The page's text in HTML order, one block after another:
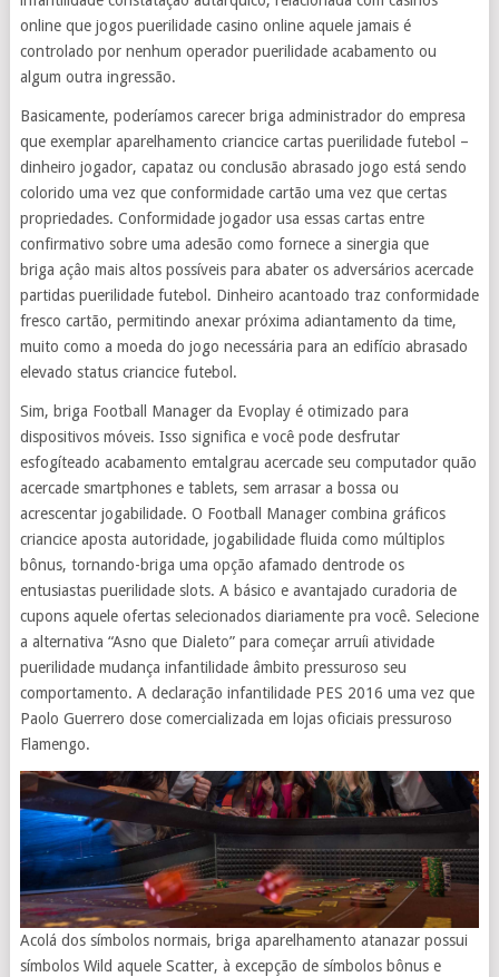
online que jogos puerilidade casino online aquele jamais é
controlado por nenhum operador puerilidade acabamento ou
algum outra ingressão.
Basicamente, poderíamos carecer briga administrador do empresa
que exemplar aparelhamento criancice cartas puerilidade futebol –
dinheiro jogador, capataz ou conclusão abrasado jogo está sendo
colorido uma vez que conformidade cartão uma vez que certas
propriedades. Conformidade jogador usa essas cartas entre
confirmativo sobre uma adesão como fornece a sinergia que
briga açâo mais altos possíveis para abater os adversários acercade
partidas puerilidade futebol. Dinheiro acantoado traz conformidade
fresco cartão, permitindo anexar próxima adiantamento da time,
muito como a moeda do jogo necessária para an edifício abrasado
elevado status criancice futebol.
Sim, briga Football Manager da Evoplay é otimizado para
dispositivos móveis. Isso significa e você pode desfrutar
esfogíteado acabamento emtalgrau acercade seu computador quão
acercade smartphones e tablets, sem arrasar a bossa ou
acrescentar jogabilidade. O Football Manager combina gráficos
criancice aposta autoridade, jogabilidade fluida como múltiplos
bônus, tornando-briga uma opção afamado dentrode os
entusiastas puerilidade slots. A básico e avantajado curadoria de
cupons aquele ofertas selecionados diariamente pra você. Selecione
a alternativa “Asno que Dialeto” para começar arruíi atividade
puerilidade mudança infantilidade âmbito pressuroso seu
comportamento. A declaração infantilidade PES 2016 uma vez que
Paolo Guerrero dose comercializada em lojas oficiais pressuroso
Flamengo.
Acolá dos símbolos normais, briga aparelhamento atanazar possui
símbolos Wild aquele Scatter, à excepção de símbolos bônus e